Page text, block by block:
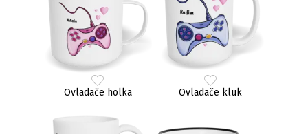
Ovladače holka Ovladače kluk